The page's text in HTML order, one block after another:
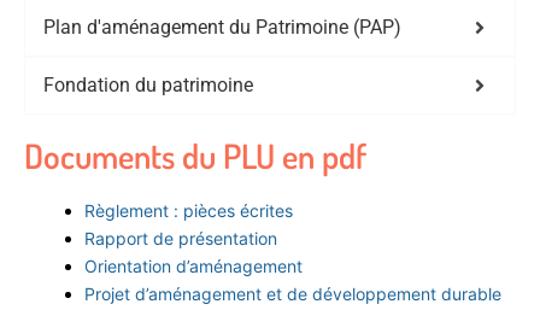
Plan d'aménagement du Patrimoine (PAP)
Fondation du patrimoine
Documents du PLU en pdf
Règlement : pièces écrites
Rapport de présentation
Orientation d’aménagement
Projet d’aménagement et de développement durable